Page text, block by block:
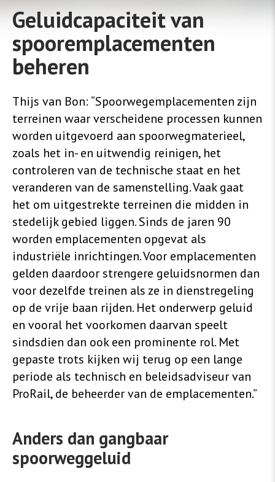
Geluidcapaciteit van
spooremplacementen
beheren
Thijs van Bon: “Spoorwegemplacementen zijn
terreinen waar verscheidene processen kunnen
worden uitgevoerd aan spoorwegmaterieel,
zoals het in- en uitwendig reinigen, het
controleren van de technische staat en het
veranderen van de samenstelling. Vaak gaat
het om uitgestrekte terreinen die midden in
stedelijk gebied liggen. Sinds de jaren 90
worden emplacementen opgevat als
industriële inrichtingen. Voor emplacementen
gelden daardoor strengere geluidsnormen dan
voor dezelfde treinen als ze in dienstregeling
op de vrije baan rijden. Het onderwerp geluid
en vooral het voorkomen daarvan speelt
sindsdien dan ook een prominente rol. Met
gepaste trots kijken wij terug op een lange
periode als technisch en beleidsadviseur van
ProRail, de beheerder van de emplacementen.”
Anders dan gangbaar
spoorweggeluid